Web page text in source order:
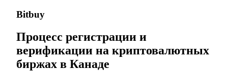
Bitbuy
Процесс регистрации и
верификации на криптовалютных
биржах в Канаде